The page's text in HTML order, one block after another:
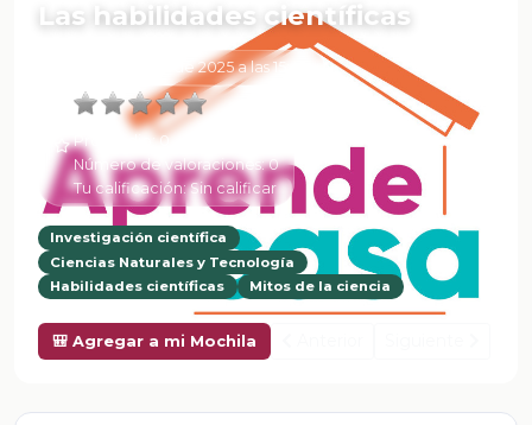
Las habilidades científicas
6 de Febrero de 2025 a las 15:49
Promedio:0
Número de valoraciones:0
Tu calificación:Sin calificar
Investigación científica
Ciencias Naturales y Tecnología
Habilidades científicas
Mitos de la ciencia
🎒 Agregar a mi Mochila